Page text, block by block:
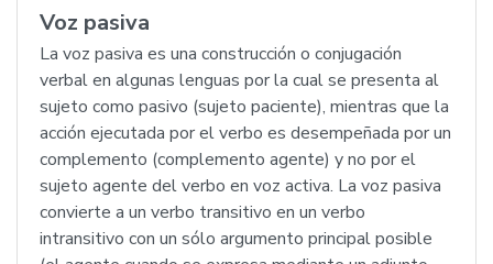
Voz pasiva
La voz pasiva es una construcción o conjugación
verbal en algunas lenguas por la cual se presenta al
sujeto como pasivo (sujeto paciente), mientras que la
acción ejecutada por el verbo es desempeñada por un
complemento (complemento agente) y no por el
sujeto agente del verbo en voz activa. La voz pasiva
convierte a un verbo transitivo en un verbo
intransitivo con un sólo argumento principal posible